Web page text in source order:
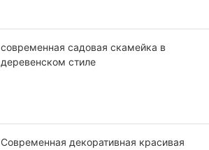
современная садовая скамейка в
деревенском стиле
Современная декоративная красивая